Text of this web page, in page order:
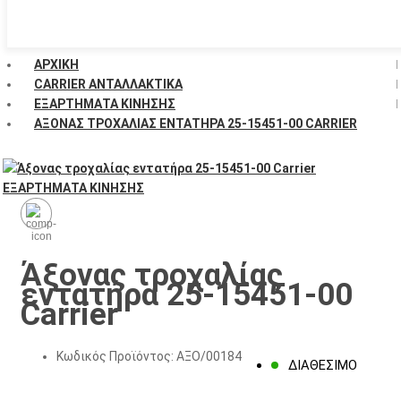
ΑΡΧΙΚΉ
CARRIER ΑΝΤΑΛΛΑΚΤΙΚΑ
ΕΞΑΡΤΗΜΑΤΑ ΚΙΝΗΣΗΣ
ΆΞΟΝΑΣ ΤΡΟΧΑΛΊΑΣ ΕΝΤΑΤΉΡΑ 25-15451-00 CARRIER
Άξονας τροχαλίας
εντατήρα 25-15451-00
Carrier
Κωδικός Προϊόντος: ΑΞΟ/00184
ΔΙΑΘΈΣΙΜΟ